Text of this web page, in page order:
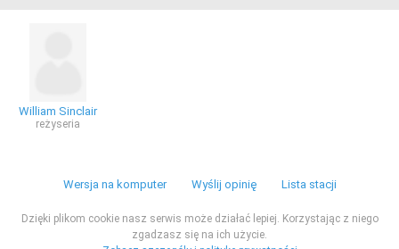
William Sinclair
reżyseria
Wersja na komputer Wyślij opinię Lista stacji
Dzięki plikom cookie nasz serwis może działać lepiej. Korzystając z niego
zgadzasz się na ich użycie.